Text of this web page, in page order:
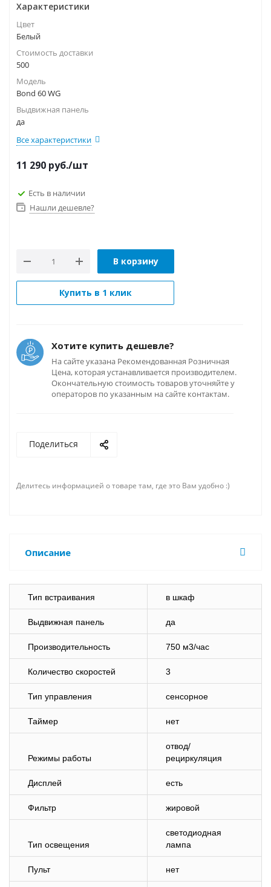
Характеристики
Цвет
Белый
Стоимость доставки
500
Модель
Bond 60 WG
Выдвижная панель
да
Все характеристики
11 290 руб./шт
Есть в наличии
Нашли дешевле?
В корзину
Купить в 1 клик
Хотите купить дешевле?
На сайте указана Рекомендованная Розничная
Цена, которая устанавливается производителем.
Окончательную стоимость товаров уточняйте у
операторов по указанным на сайте контактам.
Поделиться
Делитесь информацией о товаре там, где это Вам удобно :)
Описание
Тип встраивания в шкаф
Выдвижная панель да
Производительность 750 м3/час
Количество скоростей 3
Тип управления сенсорное
Таймер нет
Режимы работы
отвод/
рециркуляция
Дисплей есть
Фильтр жировой
Тип освещения
светодиодная
лампа
Пульт нет